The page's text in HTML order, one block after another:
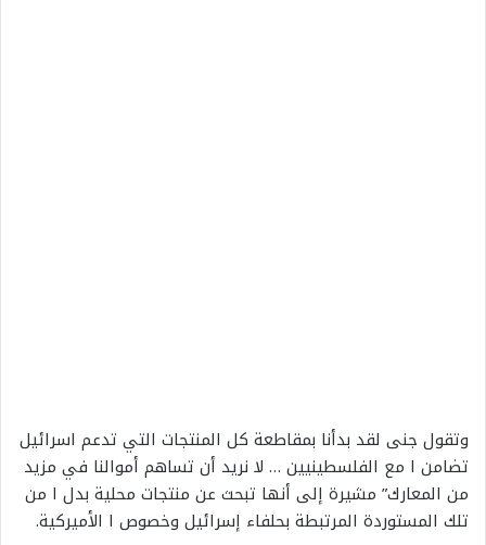
وتقول جنى لقد بدأنا بمقاطعة كل المنتجات التي تدعم اسرائيل
تضامن ا مع الفلسطينيين … لا نريد أن تساهم أموالنا في مزيد
من المعارك” مشيرة إلى أنها تبحث عن منتجات محلية بدل ا من
تلك المستوردة المرتبطة بحلفاء إسرائيل وخصوص ا الأميركية.